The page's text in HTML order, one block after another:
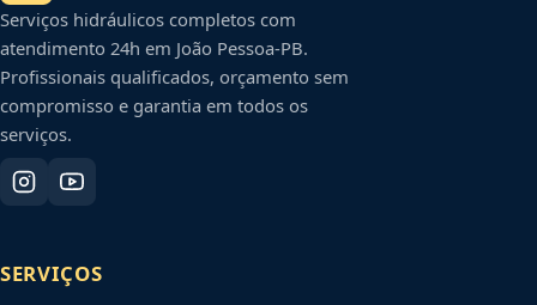
Serviços hidráulicos completos com
atendimento 24h em João Pessoa-PB.
Profissionais qualificados, orçamento sem
compromisso e garantia em todos os
serviços.
SERVIÇOS